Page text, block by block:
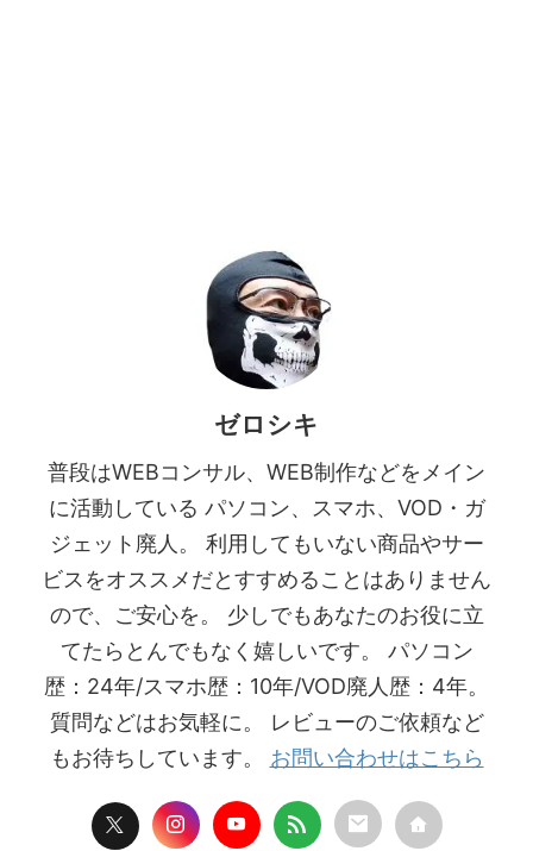
ゼロシキ
普段はWEBコンサル、WEB制作などをメイン
に活動している パソコン、スマホ、VOD・ガ
ジェット廃人。 利用してもいない商品やサー
ビスをオススメだとすすめることはありません
ので、ご安心を。 少しでもあなたのお役に立
てたらとんでもなく嬉しいです。 パソコン
歴：24年/スマホ歴：10年/VOD廃人歴：4年。
質問などはお気軽に。 レビューのご依頼など
もお待ちしています。 お問い合わせはこちら